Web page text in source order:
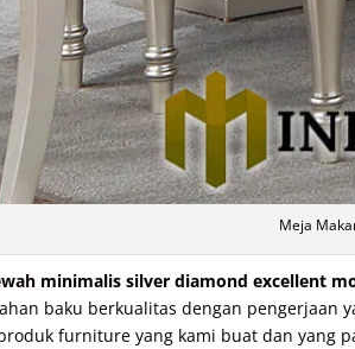
Meja
minimalis silver diamond excellent
baku berkualitas dengan pengerjaan
furniture yang kami buat dan yang